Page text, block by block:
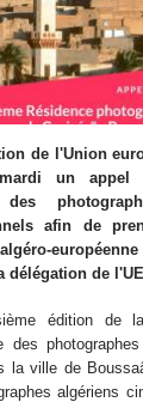
de l'Union
un appel
des
afin de
délégation de
édition de
des
la ville de
algériens